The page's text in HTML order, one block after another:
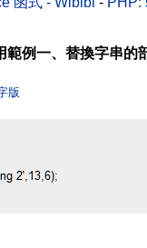
例一、替換字串的
版